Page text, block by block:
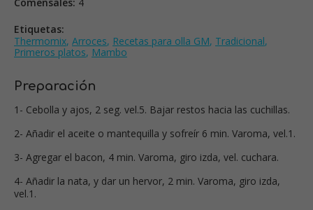
Etiquetas:
Thermomix, Arroces, Recetas para olla GM, Tradicional,
Primeros platos, Mambo
Preparación
1- Cebolla y ajos, 2 seg. vel.5. Bajar restos hacia las cuchillas.
2- Añadir el aceite o mantequilla y sofreír 6 min. Varoma, vel.1.
3- Agregar el bacon, 4 min. Varoma, giro izda, vel. cuchara.
4- Añadir la nata, y dar un hervor, 2 min. Varoma, giro izda,
vel.1.